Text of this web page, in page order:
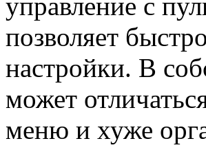
управление с
позволяет
настройки. В
может
меню и хуже